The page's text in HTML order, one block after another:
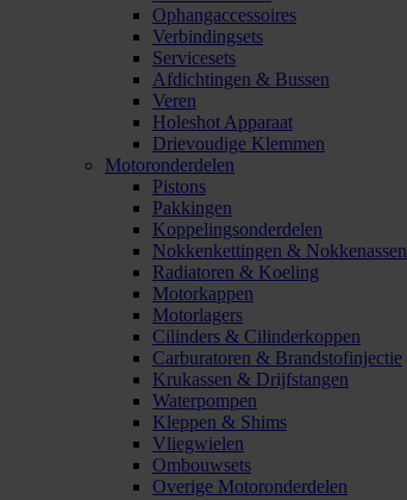
Ophangaccessoires
Verbindingsets
Servicesets
Afdichtingen & Bussen
Veren
Holeshot Apparaat
Drievoudige Klemmen
Motoronderdelen
Pistons
Pakkingen
Koppelingsonderdelen
Nokkenkettingen & Nokkenassen
Radiatoren & Koeling
Motorkappen
Motorlagers
Cilinders & Cilinderkoppen
Carburatoren & Brandstofinjectie
Krukassen & Drijfstangen
Waterpompen
Kleppen & Shims
Vliegwielen
Ombouwsets
Overige Motoronderdelen